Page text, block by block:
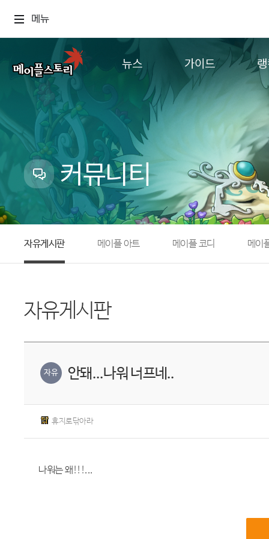
메뉴
뉴스
업데이트
이벤트
캐시샵 공지
메이플 알림판
with maple
가이드
추가정보
컨텐
커뮤니티
자유게시판 메이플 아트 메이플 코디 메이
자유게시판
자유 안돼...나워 너프네..
휴지로닦아라
나워는 왜!!!...